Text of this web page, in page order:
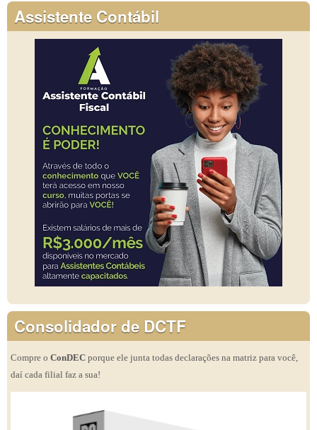
Assistente Contábil
Consolidador de DCTF
Compre o ConDEC porque ele junta todas declarações na matriz para você,
daí cada filial faz a sua!